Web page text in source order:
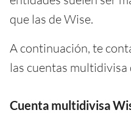
que las de Wise.
A continuación, te
las cuentas
Cuenta multidivisa